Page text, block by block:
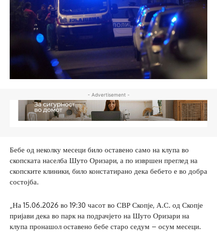
- Advertisement -
Бебе од неколку месеци било оставено само на клупа во
скопската населба Шуто Оризари, а по извршен преглед на
скопските клиники, било констатирано дека бебето е во добра
состојба.
„На 15.06.2026 во 19:30 часот во СВР Скопје, А.С. од Скопје
пријави дека во парк на подрачјето на Шуто Оризари на
клупа пронашол оставено бебе старо седум – осум месеци.